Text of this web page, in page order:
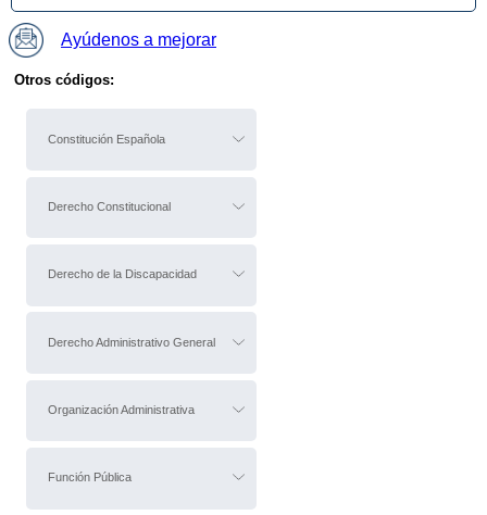
Otros códigos:
Constitución Española
Derecho Constitucional
Derecho de la Discapacidad
Derecho Administrativo General
Organización Administrativa
Función Pública
Ayúdenos a mejorar